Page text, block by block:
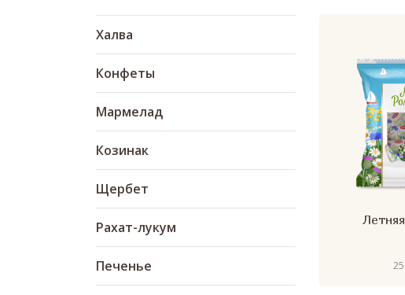
Халва
Конфеты
Мармелад
Козинак
Щербет
Рахат-лукум
Печенье